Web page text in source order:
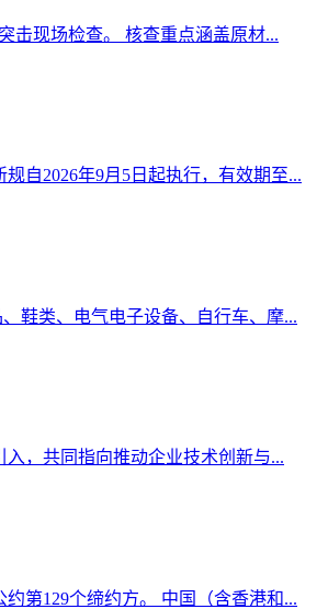
击现场检查。 核查重点涵盖原材...
自2026年9月5日起执行，有效期至...
鞋类、电气电子设备、自行车、摩...
，共同指向推动企业技术创新与...
第129个缔约方。 中国（含香港和...